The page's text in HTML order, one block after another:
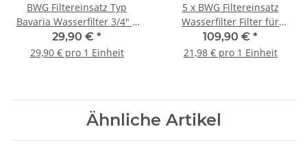
BWG Filtereinsatz Typ
Bavaria Wasserfilter 3/4" 1
1/4" 90 µm Ersatzfilter
29,90 € *
29,90 € pro 1 Einheit
5 x BWG Filtereinsatz
Wasserfilter Filter für
Bavaria 3/4" 1 1/4" 90 µm
109,90 € *
21,98 € pro 1 Einheit
Ähnliche Artikel